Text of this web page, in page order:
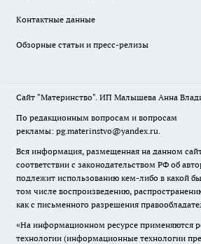
Контактные данные
Обзорные статьи и пресс-релизы
Сайт "Материнство". ИП Малышева Анна
По редакционным вопросам и вопросам
рекламы: pg.materinstvo@yandex.ru.
Вся информация, размещенная на данном
соответствии с законодательством РФ об
подлежит использованию кем-либо в какой
том числе воспроизведению,
как с письменного разрешения
«На информационном ресурсе применяются
технологии (информационные технологии